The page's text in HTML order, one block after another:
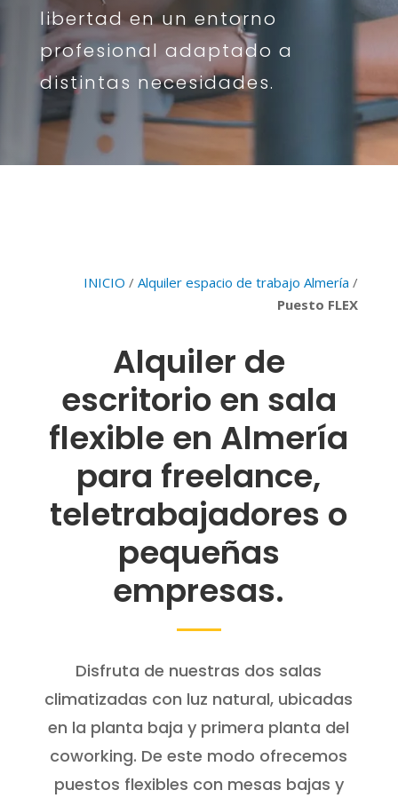
libertad en un entorno
profesional adaptado a
distintas necesidades.
INICIO /Alquiler espacio de trabajo Almería /
Puesto FLEX
Alquiler de
escritorio en sala
flexible en Almería
para freelance,
teletrabajadores o
pequeñas
empresas.
Disfruta de nuestras dos salas
climatizadas con luz natural, ubicadas
en la planta baja y primera planta del
coworking. De este modo ofrecemos
puestos flexibles con mesas bajas y